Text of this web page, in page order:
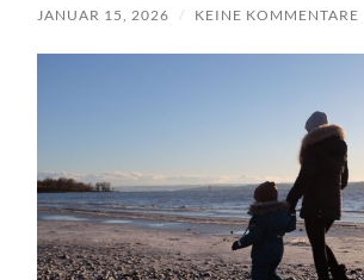
JANUAR 15, 2026 / KEINE KOMMENTARE